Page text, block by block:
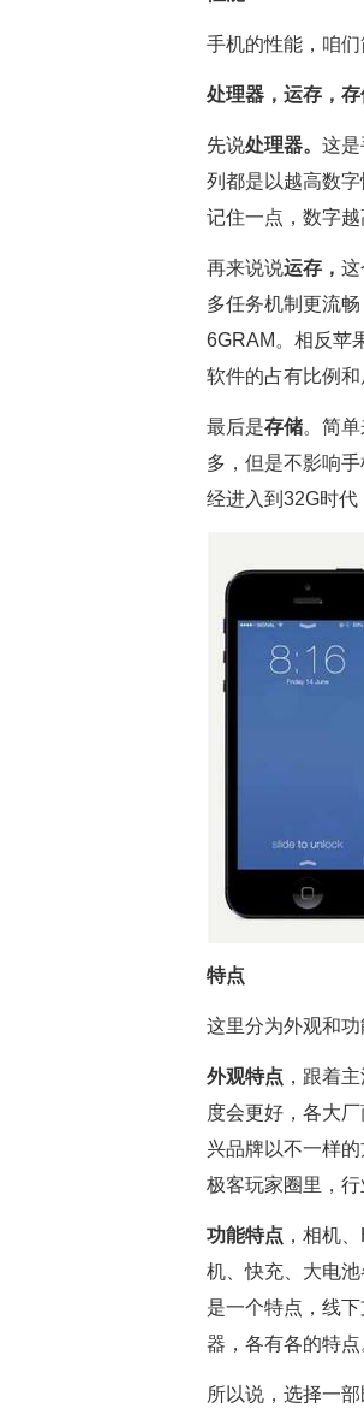
手机的性能，咱
处理器，运存，存
先说处理器。 这
列都是以越高数
记住一点，数字
再来说说运存， 这
多任务机制更流
6GRAM。相反苹
软件的占有比例和
最后是存储。简
多，但是不影响
经进入到32G时代
特点
这里分为外观和功
外观特点 ，跟着
度会更好，各大
兴品牌以不一样
极客玩家圈里，
功能特点 ，相机
机、快充、大电
是一个特点，线
器，各有各的特点
所以说，选择一